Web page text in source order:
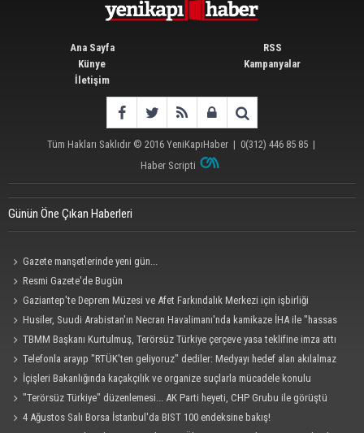
Ana Sayfa
Künye
İletişim
RSS
Kampanyalar
Tüm Hakları Saklıdır © 2016 YeniKapıHaber| 0(312) 446 85 85|
Haber Scripti
Günün Öne Çıkan Haberleri
Gazete manşetlerinde yeni gün...
Resmi Gazete'de Bugün
Gaziantep'te Deprem Müzesi ve Afet Farkındalık Merkezi için işbirliği
protokolü imzalandı
Husiler, Suudi Arabistan'ın Necran Havalimanı'nda kamikaze İHA ile "hassas
bir hedefi" vurduklarını açıkladı
TBMM Başkanı Kurtulmuş, Terörsüz Türkiye çerçeve yasa teklifine imza attı
Telefonla arayıp "RTÜK'ten geliyoruz" dediler: Medyayı hedef alan akılalmaz
tuzak ifşa oldu
İçişleri Bakanlığında kaçakçılık ve organize suçlarla mücadele konulu
güvenlik toplantısı yapıldı
"Terörsüz Türkiye" düzenlemesi... AK Parti heyeti, CHP Grubu ile görüştü
4 Ağustos Salı Borsa İstanbul'da BIST 100 endeksine bakış!